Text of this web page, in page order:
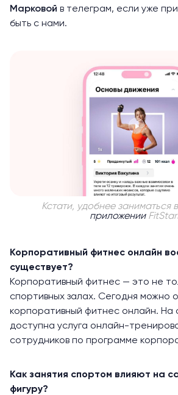
Марковой в телеграм, если уже
быть с нами.
Кстати, удобнее заниматься в
приложении
Корпоративный фитнес онлайн
существует?
Корпоративный фитнес — это не
спортивных залах. Сегодня можно
корпоративный фитнес онлайн. На
доступна услуга онлайн-
сотрудников по программе
Как занятия спортом влияют на
фигуру?